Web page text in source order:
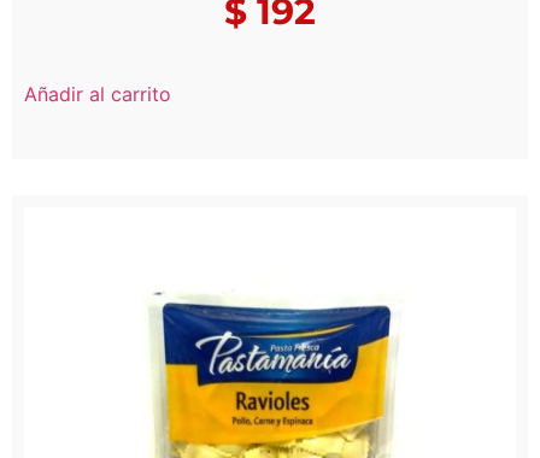
$ 192
Añadir al carrito